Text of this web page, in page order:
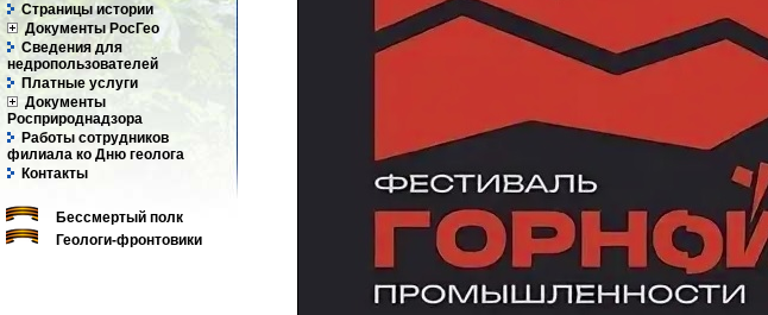
Страницы истории
Документы РосГео
Сведения для
недропользователей
Платные услуги
Документы
Росприроднадзора
Работы сотрудников
филиала ко Дню геолога
Контакты
Бессмертый полк
Геологи-фронтовики